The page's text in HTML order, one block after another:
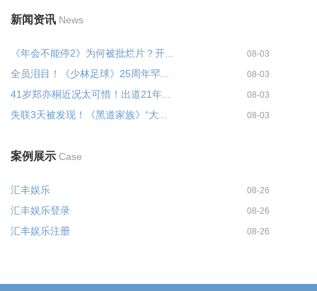
新闻资讯 News
《年会不能停2》为何被批烂片？开... 08-03
全员泪目！《少林足球》25周年罕... 08-03
41岁郑亦桐近况太可惜！出道21年... 08-03
失联3天被发现！《黑道家族》“大... 08-03
案例展示 Case
汇丰娱乐 08-26
汇丰娱乐登录 08-26
汇丰娱乐注册 08-26